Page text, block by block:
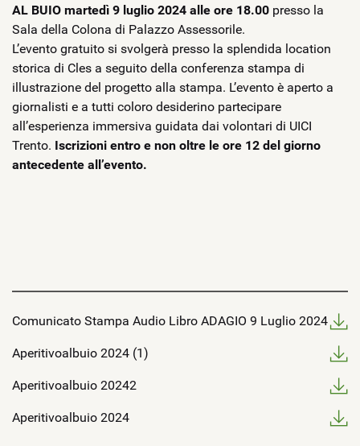
Comunicato Stampa Audio Libro ADAGIO 9 Luglio 2024
Aperitivoalbuio 2024 (1)
Aperitivoalbuio 20242
Aperitivoalbuio 2024
AL BUIO martedì 9 luglio 2024 alle ore 18.00 presso la
Sala della Colona di Palazzo Assessorile.
L’evento gratuito si svolgerà presso la splendida location
storica di Cles a seguito della conferenza stampa di
illustrazione del progetto alla stampa. L’evento è aperto a
giornalisti e a tutti coloro desiderino partecipare
all’esperienza immersiva guidata dai volontari di UICI
Trento. Iscrizioni entro e non oltre le ore 12 del giorno
antecedente all’evento.